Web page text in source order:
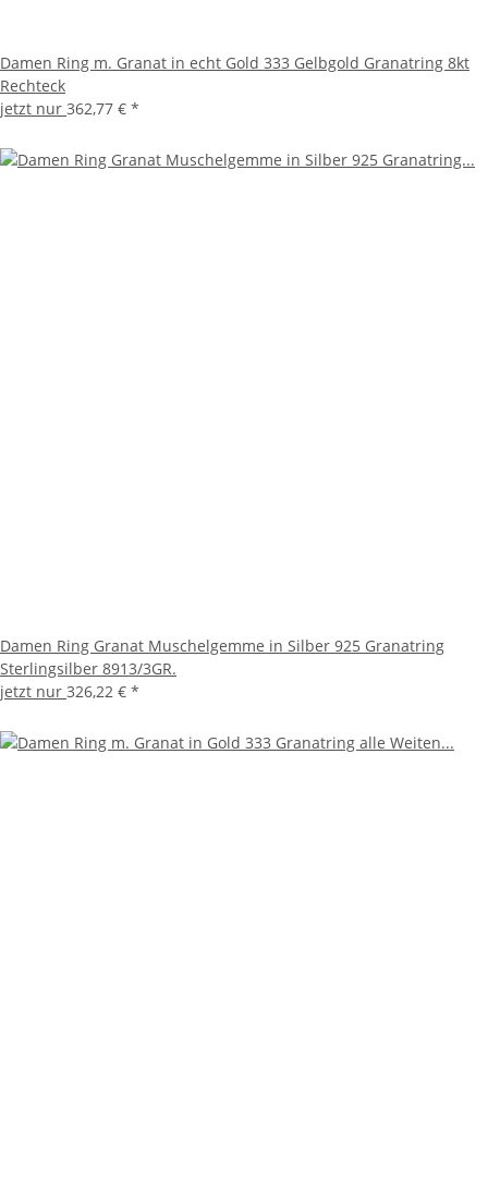
Damen Ring m. Granat in echt Gold 333 Gelbgold Granatring 8kt
Rechteck
jetzt nur 362,77 € *
Damen Ring Granat Muschelgemme in Silber 925 Granatring
Sterlingsilber 8913/3GR.
jetzt nur 326,22 € *